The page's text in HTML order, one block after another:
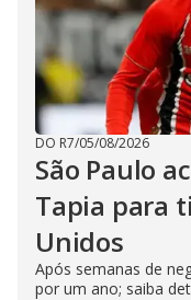
DO R7/05/08/2026
São Paulo
Tapia para
Unidos
Após semanas de
por um ano; saiba